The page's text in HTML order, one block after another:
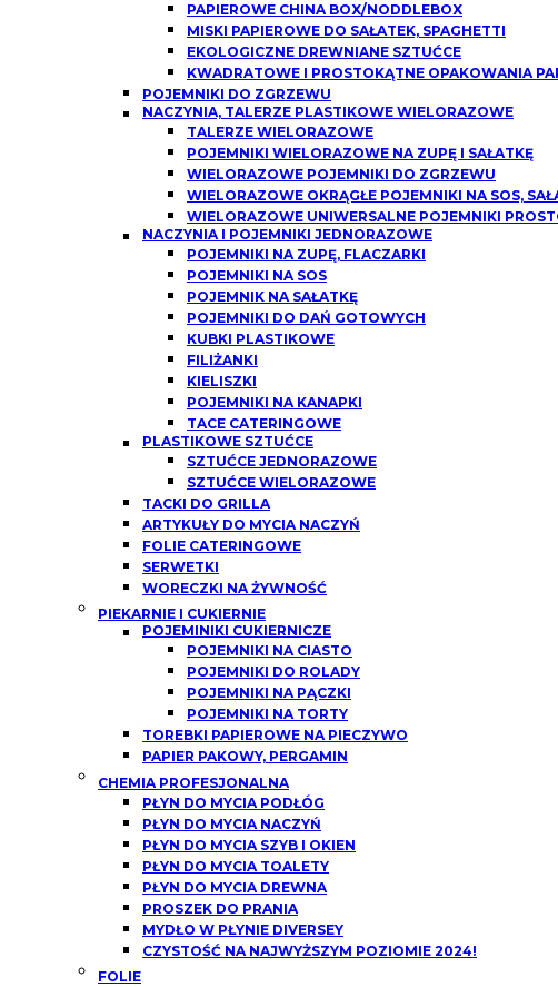
PAPIEROWE CHINA BOX/NODDLEBOX
MISKI PAPIEROWE DO SAŁATEK, SPAGHETTI
EKOLOGICZNE DREWNIANE SZTUĆCE
KWADRATOWE I PROSTOKĄTNE OPAKOWANIA
POJEMNIKI DO ZGRZEWU
NACZYNIA, TALERZE PLASTIKOWE WIELORAZOWE
TALERZE WIELORAZOWE
POJEMNIKI WIELORAZOWE NA ZUPĘ I SAŁATKĘ
WIELORAZOWE POJEMNIKI DO ZGRZEWU
WIELORAZOWE OKRĄGŁE POJEMNIKI NA SOS,
WIELORAZOWE UNIWERSALNE POJEMNIKI
NACZYNIA I POJEMNIKI JEDNORAZOWE
POJEMNIKI NA ZUPĘ, FLACZARKI
POJEMNIKI NA SOS
POJEMNIK NA SAŁATKĘ
POJEMNIKI DO DAŃ GOTOWYCH
KUBKI PLASTIKOWE
FILIŻANKI
KIELISZKI
POJEMNIKI NA KANAPKI
TACE CATERINGOWE
PLASTIKOWE SZTUĆCE
SZTUĆCE JEDNORAZOWE
SZTUĆCE WIELORAZOWE
TACKI DO GRILLA
ARTYKUŁY DO MYCIA NACZYŃ
FOLIE CATERINGOWE
SERWETKI
WORECZKI NA ŻYWNOŚĆ
PIEKARNIE I CUKIERNIE
POJEMINIKI CUKIERNICZE
POJEMNIKI NA CIASTO
POJEMNIKI DO ROLADY
POJEMNIKI NA PĄCZKI
POJEMNIKI NA TORTY
TOREBKI PAPIEROWE NA PIECZYWO
PAPIER PAKOWY, PERGAMIN
CHEMIA PROFESJONALNA
PŁYN DO MYCIA PODŁÓG
PŁYN DO MYCIA NACZYŃ
PŁYN DO MYCIA SZYB I OKIEN
PŁYN DO MYCIA TOALETY
PŁYN DO MYCIA DREWNA
PROSZEK DO PRANIA
MYDŁO W PŁYNIE DIVERSEY
CZYSTOŚĆ NA NAJWYŻSZYM POZIOMIE 2024!
FOLIE